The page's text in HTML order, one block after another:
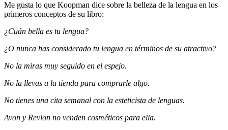
Me gusta lo que Koopman dice sobre la belleza de la lengua en los
primeros conceptos de su libro:
¿Cuán bella es tu lengua?
¿O nunca has considerado tu lengua en términos de su atractivo?
No la miras muy seguido en el espejo.
No la llevas a la tienda para comprarle algo.
No tienes una cita semanal con la esteticista de lenguas.
Avon y Revlon no venden cosméticos para ella.